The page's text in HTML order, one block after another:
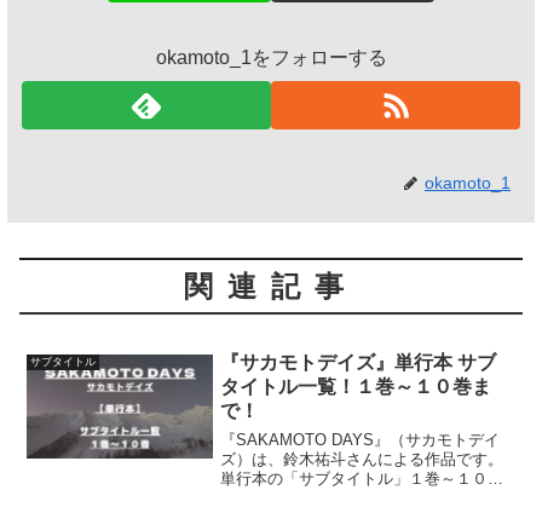
okamoto_1をフォローする
okamoto_1
関連記事
サブタイトル
『サカモトデイズ』単行本 サブ
タイトル一覧！１巻～１０巻ま
で！
『SAKAMOTO DAYS』（サカモトデイ
ズ）は、鈴木祐斗さんによる作品です。
単行本の「サブタイトル」１巻～１０巻